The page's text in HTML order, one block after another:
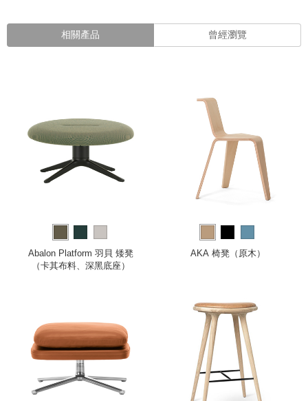
相關產品 曾經瀏覽
Abalon Platform 羽貝 矮凳
（卡其布料、深黑底座）
AKA 椅凳（原木）